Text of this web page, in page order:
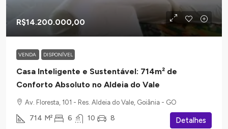
R$14.200.000,00
VENDA DISPONÍVEL
Casa Inteligente e Sustentável: 714m² de
Conforto Absoluto no Aldeia do Vale
Av. Floresta, 101 - Res. Aldeia do Vale, Goiânia - GO
714 M² 6 10 8 Detalhes